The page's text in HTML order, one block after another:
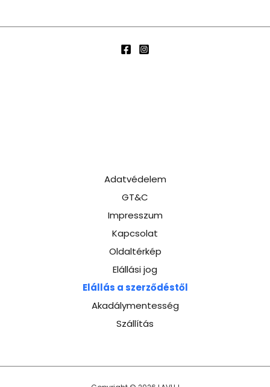
Adatvédelem
GT&C
Impresszum
Kapcsolat
Oldaltérkép
Elállási jog
Elállás a szerződéstől
Akadálymentesség
Szállítás